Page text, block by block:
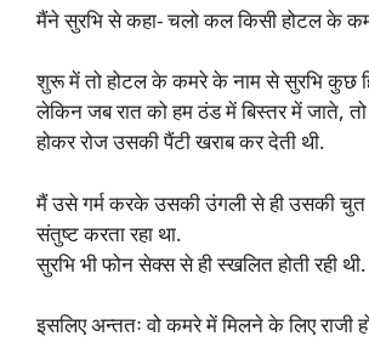
मैंने सुरभि से कहा- चलो कल किसी होटल के
शुरू में तो होटल के कमरे के नाम से सुरभि कुछ
लेकिन जब रात को हम ठंड में बिस्तर में जाते,
होकर रोज उसकी पैंटी खराब कर देती थी.
मैं उसे गर्म करके उसकी उंगली से ही उसकी
संतुष्ट करता रहा था.
सुरभि भी फोन सेक्स से ही स्खलित होती रही थी.
इसलिए अन्ततः वो कमरे में मिलने के लिए राजी